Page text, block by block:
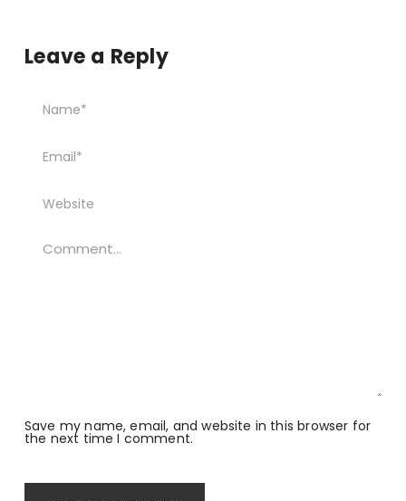
Leave a Reply
Save my name, email, and website in this browser for
the next time I comment.